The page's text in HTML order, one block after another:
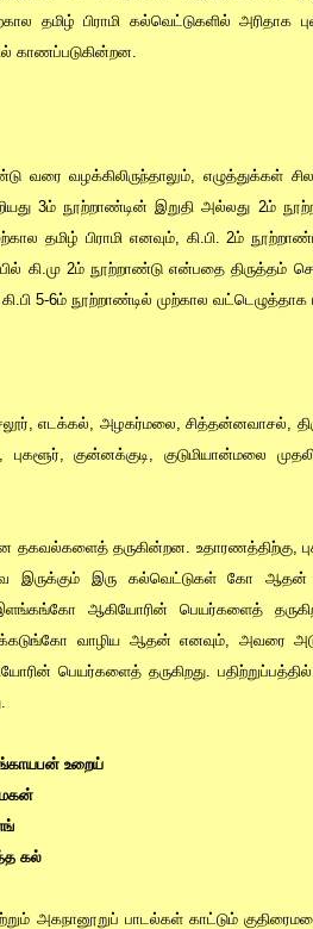
தமிழ் பிராமி கல்வெட்டுகளில் அரிதாக
காணப்படுகின்றன.
வரை வழக்கிலிருந்தாலும்,
3ம் நூற்றாண்டின் இறுதி அல்லது 2ம்
தமிழ் பிராமி எனவும், கி.பி. 2ம்
கி.மு 2ம் நூற்றாண்டு என்பதை திருத்தம்
கி.பி 5-6ம் நூற்றாண்டில் முற்கால
எடக்கல், அழகர்மலை, சித்தன்னவாசல்,
குன்னக்குடி, குடுமியான்மலை
தருகின்றன. உதாரணத்திற்கு,
இருக்கும் இரு கல்வெட்டுகள் கோ
ஆகியோரின் பெயர்களைத்
வாழிய ஆதன் எனவும், அவரை
பெயர்களைத் தருகிறது.
உறைய்
கல்
மற்றும் அகநானூறுப் பாடல்கள் காட்டும்